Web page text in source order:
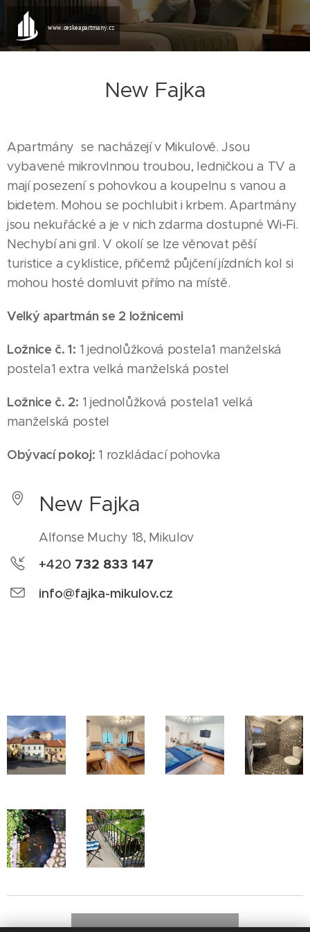
www.ceskeapartmany.cz
New Fajka
Apartmány se nacházejí v Mikulově. Jsou
vybavené mikrovlnnou troubou, ledničkou a TV a
mají posezení s pohovkou a koupelnu s vanou a
bidetem. Mohou se pochlubit i krbem. Apartmány
jsou nekuřácké a je v nich zdarma dostupné Wi-Fi.
Nechybí ani gril. V okolí se lze věnovat pěší
turistice a cyklistice, přičemž půjčení jízdních kol si
mohou hosté domluvit přímo na místě.
Velký apartmán se 2 ložnicemi
Ložnice č. 1: 1 jednolůžková postela1 manželská
postela1 extra velká manželská postel
Ložnice č. 2: 1 jednolůžková postela1 velká
manželská postel
Obývací pokoj: 1 rozkládací pohovka
New Fajka
Alfonse Muchy 18, Mikulov
+420 732 833 147
info@fajka-mikulov.cz